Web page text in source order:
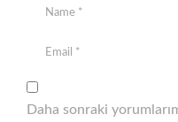
Daha sonraki